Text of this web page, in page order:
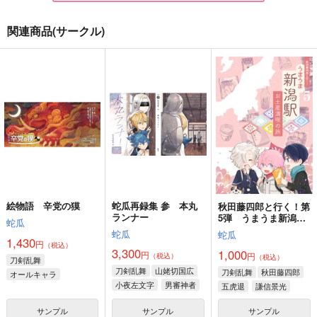
1,430円（税込）
オールキャラ
駅 お土産満喫の旅
蛇瓜
1,000円（税込）
秋田藤四郎
サンプル
すこしふしぎ本丸訪問
譚 幾十度 幽霊屋敷
RTA
蛇瓜
1,000円（税込）
同田貫正国
サンプル
作品詳細
関連商品(サークル)
絵物語 辛党の獏
蛇瓜
1,430円 （税込）
刀剣乱舞
オールキャラ
サンプル
蛇瓜再録集 参 本丸
ランナー
蛇瓜
3,300円 （税込）
刀剣乱舞
山姥切国広
小夜左文字
男審神者
サンプル
秋田藤四郎と行く！第
5弾 うまうま新潟
駅 お土産満喫の旅
蛇瓜
1,000円 （税込）
刀剣乱舞
秋田藤四郎
五虎退
謙信景光
サンプル